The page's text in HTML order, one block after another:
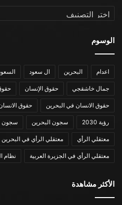
التصنيفات
الوسوم
اعدام البحرين ال سعود
جمال خاشقجي حقوق الإنسان
حقوق الانسان في البحرين حقوق
رؤية 2030 سجون البحرين سجون
معتقلي الرأي معتقلي الرأي في البحرين
معتقلي الرأي في الجزيرة العربية نظام
الأكثر مشاهدة